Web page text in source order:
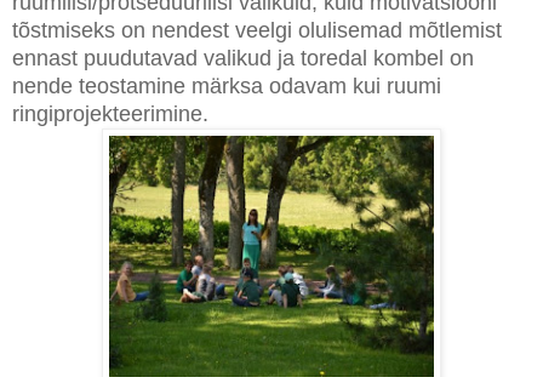
tõstmiseks on nendest veelgi olulisemad mõtlemist
ennast puudutavad valikud ja toredal kombel on
nende teostamine märksa odavam kui ruumi
ringiprojekteerimine.